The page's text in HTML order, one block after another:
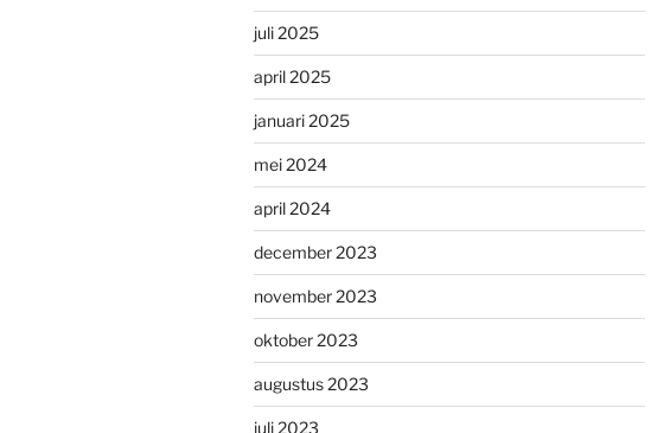
juli 2025
april 2025
januari 2025
mei 2024
april 2024
december 2023
november 2023
oktober 2023
augustus 2023
juli 2023